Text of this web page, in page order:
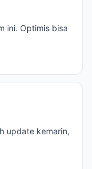
ini. Optimis bisa
update kemarin,